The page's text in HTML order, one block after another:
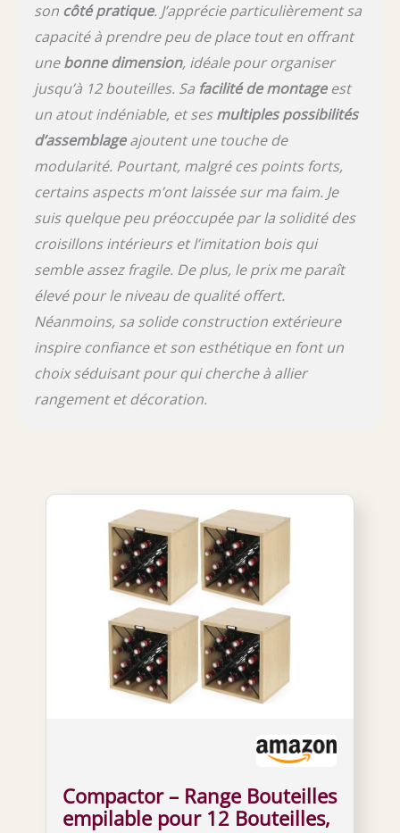
son côté pratique. J’apprécie particulièrement sa
capacité à prendre peu de place tout en offrant
unebonne dimension, idéale pour organiser
jusqu’à 12 bouteilles. Sa facilité de montageest
un atout indéniable, et sesmultiples possibilités
d’assemblageajoutent une touche de
modularité. Pourtant, malgré ces points forts,
certains aspects m’ont laissée sur ma faim. Je
suis quelque peu préoccupée par la solidité des
croisillons intérieurs et l’imitation bois qui
semble assez fragile. De plus, le prix me paraît
élevé pour le niveau de qualité offert.
Néanmoins, sa solide construction extérieure
inspire confiance et son esthétique en font un
choix séduisant pour qui cherche à allier
rangement et décoration.
Compactor – Range Bouteilles
empilable pour 12 Bouteilles,